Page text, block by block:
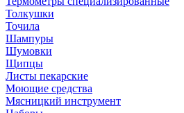
Толкушки
Точила
Шампуры
Шумовки
Щипцы
Листы пекарские
Моющие средства
Мясницкий инструмент